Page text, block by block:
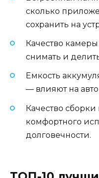
сколько
сохранить на
Качество
снимать и
Емкость
— влияют на
Качество
комфортного
долговечности.